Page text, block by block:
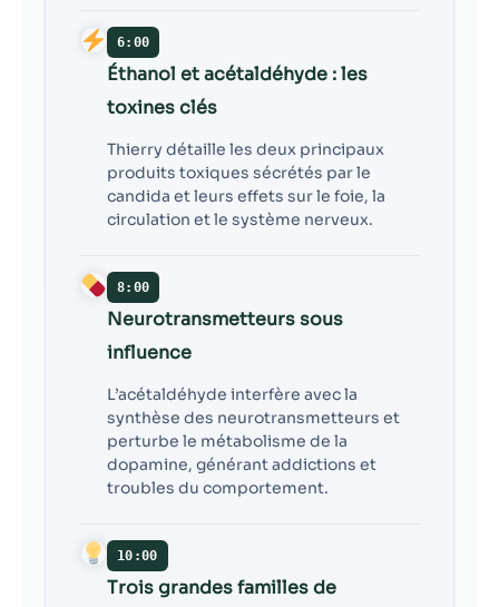
6:00
Éthanol et acétaldéhyde : les
toxines clés
Thierry détaille les deux principaux
produits toxiques sécrétés par le
candida et leurs effets sur le foie, la
circulation et le système nerveux.
8:00
Neurotransmetteurs sous
influence
L’acétaldéhyde interfère avec la
synthèse des neurotransmetteurs et
perturbe le métabolisme de la
dopamine, générant addictions et
troubles du comportement.
10:00
Trois grandes familles de